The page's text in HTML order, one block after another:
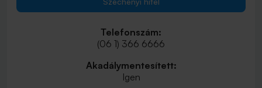
Telefonszám:
(06 1) 366 6666
Akadálymentesített:
Igen